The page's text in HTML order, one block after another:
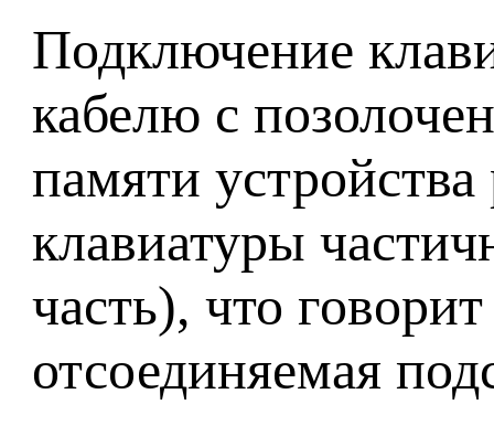
Подключение
кабелю с
памяти
клавиатуры
часть), что
отсоединяемая